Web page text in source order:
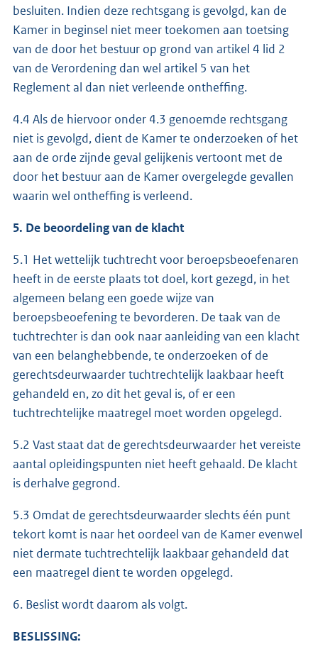
besluiten. Indien deze rechtsgang is gevolgd, kan de
Kamer in beginsel niet meer toekomen aan toetsing
van de door het bestuur op grond van artikel 4 lid 2
van de Verordening dan wel artikel 5 van het
Reglement al dan niet verleende ontheffing.
4.4 Als de hiervoor onder 4.3 genoemde rechtsgang
niet is gevolgd, dient de Kamer te onderzoeken of het
aan de orde zijnde geval gelijkenis vertoont met de
door het bestuur aan de Kamer overgelegde gevallen
waarin wel ontheffing is verleend.
5. De beoordeling van de klacht
5.1 Het wettelijk tuchtrecht voor beroepsbeoefenaren
heeft in de eerste plaats tot doel, kort gezegd, in het
algemeen belang een goede wijze van
beroepsbeoefening te bevorderen. De taak van de
tuchtrechter is dan ook naar aanleiding van een klacht
van een belanghebbende, te onderzoeken of de
gerechtsdeurwaarder tuchtrechtelijk laakbaar heeft
gehandeld en, zo dit het geval is, of er een
tuchtrechtelijke maatregel moet worden opgelegd.
5.2 Vast staat dat de gerechtsdeurwaarder het vereiste
aantal opleidingspunten niet heeft gehaald. De klacht
is derhalve gegrond.
5.3 Omdat de gerechtsdeurwaarder slechts één punt
tekort komt is naar het oordeel van de Kamer evenwel
niet dermate tuchtrechtelijk laakbaar gehandeld dat
een maatregel dient te worden opgelegd.
6. Beslist wordt daarom als volgt.
BESLISSING: